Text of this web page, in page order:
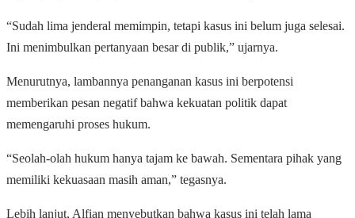
“Sudah lima jenderal memimpin, tetapi kasus ini belum juga selesai.
Ini menimbulkan pertanyaan besar di publik,” ujarnya.
Menurutnya, lambannya penanganan kasus ini berpotensi
memberikan pesan negatif bahwa kekuatan politik dapat
memengaruhi proses hukum.
“Seolah-olah hukum hanya tajam ke bawah. Sementara pihak yang
memiliki kekuasaan masih aman,” tegasnya.
Lebih lanjut, Alfian menyebutkan bahwa kasus ini telah lama